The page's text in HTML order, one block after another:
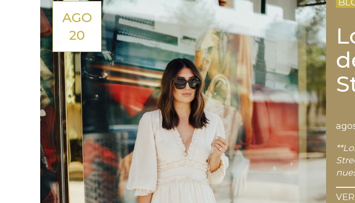
AGO
20
…